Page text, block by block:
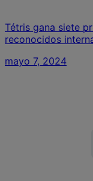
Tétris gana siete
reconocidos
mayo 7, 2024